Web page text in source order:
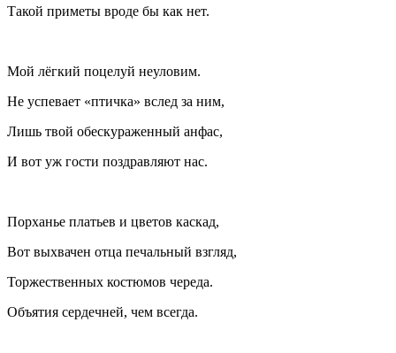
Такой приметы вроде бы как нет.
Мой лёгкий поцелуй неуловим.
Не успевает «птичка» вслед за ним,
Лишь твой обескураженный анфас,
И вот уж гости поздравляют нас.
Порханье платьев и цветов каскад,
Вот выхвачен отца печальный взгляд,
Торжественных костюмов череда.
Объятия сердечней, чем всегда.